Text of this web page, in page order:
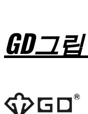
GD그